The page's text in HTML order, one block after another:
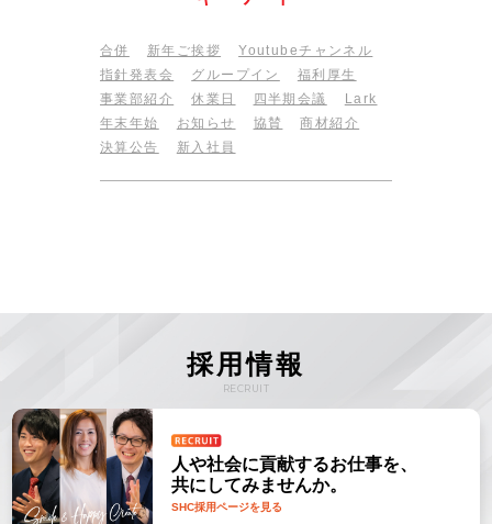
合併 新年ご挨拶
Youtubeチャンネル
指針発表会
グループイン
福利厚生
事業部紹介
休業日 四半期会議
Lark
年末年始
お知らせ 協賛
商材紹介
決算公告
新入社員
採用情報
RECRUIT
人や社会に貢献するお仕事を、
共にしてみませんか。
SHC採用ページを見る